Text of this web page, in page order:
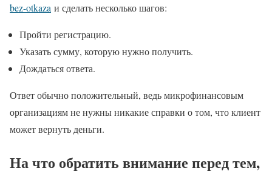
bez-otkaza и сделать несколько шагов:
Пройти регистрацию.
Указать сумму, которую нужно получить.
Дождаться ответа.
Ответ обычно положительный, ведь микрофинансовым
организациям не нужны никакие справки о том, что клиент
может вернуть деньги.
На что обратить внимание перед тем,